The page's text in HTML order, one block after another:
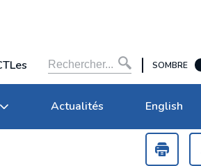
SOMBRE
Actualités English